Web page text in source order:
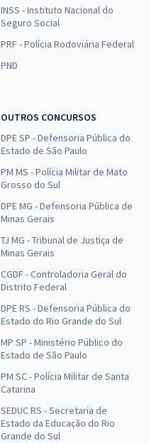
INSS - Instituto Nacional do
Seguro Social
PRF - Polícia Rodoviária Federal
PND
OUTROS CONCURSOS
DPE SP - Defensoria Pública do
Estado de São Paulo
PM MS - Polícia Militar de Mato
Grosso do Sul
DPE MG - Defensoria Pública de
Minas Gerais
TJ MG - Tribunal de Justiça de
Minas Gerais
CGDF - Controladoria Geral do
Distrito Federal
DPE RS - Defensoria Pública do
Estado do Rio Grande do Sul
MP SP - Ministério Público do
Estado de São Paulo
PM SC - Polícia Militar de Santa
Catarina
SEDUC RS - Secretaria de
Estado da Educação do Rio
Grande do Sul